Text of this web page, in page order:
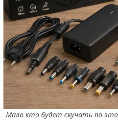
Мало кто будет скучать по